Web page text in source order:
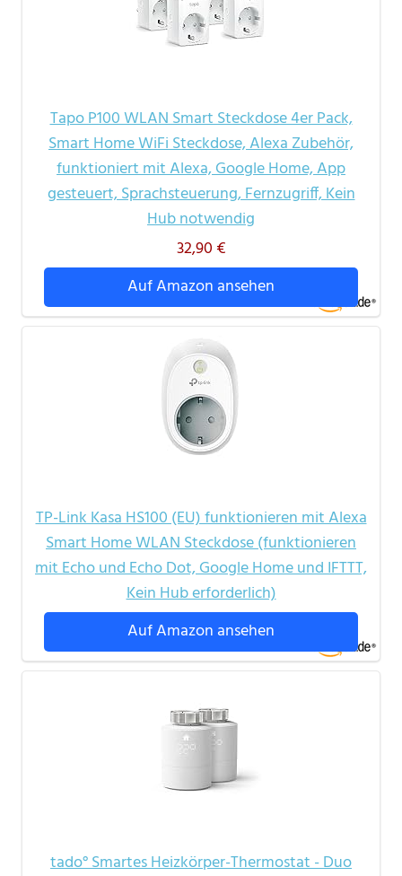
Tapo P100 WLAN Smart Steckdose 4er Pack,
Smart Home WiFi Steckdose, Alexa Zubehör,
funktioniert mit Alexa, Google Home, App
gesteuert, Sprachsteuerung, Fernzugriff, Kein
Hub notwendig
32,90 €
Auf Amazon ansehen
TP-Link Kasa HS100 (EU) funktionieren mit Alexa
Smart Home WLAN Steckdose (funktionieren
mit Echo und Echo Dot, Google Home und IFTTT,
Kein Hub erforderlich)
Auf Amazon ansehen
tado° Smartes Heizkörper-Thermostat - Duo